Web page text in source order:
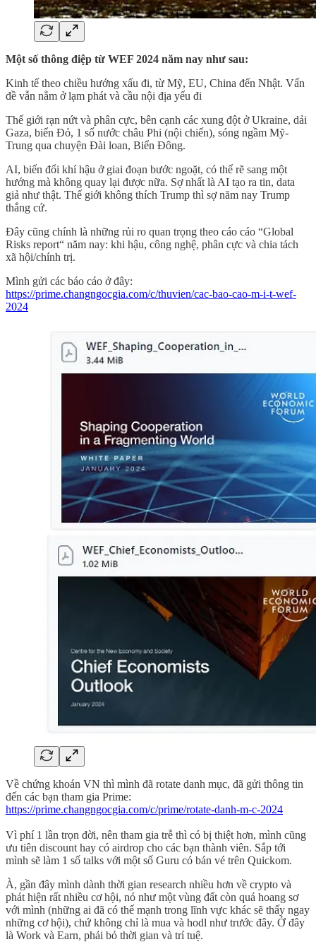
Một số thông điệp từ WEF 2024 năm nay như sau:
Kinh tế theo chiều hướng xấu đi, từ Mỹ, EU, China đến Nhật. Vấn
đề vẫn nằm ở lạm phát và cầu nội địa yếu đi
Thế giới rạn nứt và phân cực, bên cạnh các xung đột ở Ukraine, dải
Gaza, biển Đỏ, 1 số nước châu Phi (nội chiến), sóng ngầm Mỹ-
Trung qua chuyện Đài loan, Biển Đông.
AI, biến đổi khí hậu ở giai đoạn bước ngoặt, có thể rẽ sang một
hướng mà không quay lại được nữa. Sợ nhất là AI tạo ra tin, data
giả như thật. Thế giới không thích Trump thì sợ năm nay Trump
thắng cứ.
Đây cũng chính là những rủi ro quan trọng theo cáo cáo “Global
Risks report“ năm nay: khi hậu, công nghệ, phân cực và chia tách
xã hội/chính trị.
Mình gửi các báo cáo ở đây:
https://prime.changngocgia.com/c/thuvien/cac-bao-cao-m-i-t-wef-
2024
Về chứng khoán VN thì mình đã rotate danh mục, đã gửi thông tin
đến các bạn tham gia Prime:
https://prime.changngocgia.com/c/prime/rotate-danh-m-c-2024
Vì phí 1 lần trọn đời, nên tham gia trễ thì có bị thiệt hơn, mình cũng
ưu tiên discount hay có airdrop cho các bạn thành viên. Sắp tới
mình sẽ làm 1 số talks với một số Guru có bán vé trên Quickom.
À, gần đây mình dành thời gian research nhiều hơn về crypto và
phát hiện rất nhiều cơ hội, nó như một vùng đất còn quá hoang sơ
với mình (những ai đã có thế mạnh trong lĩnh vực khác sẽ thấy ngay
những cơ hội), chứ không chỉ là mua và hodl như trước đây. Ở đây
là Work và Earn, phải bỏ thời gian và trí tuệ.